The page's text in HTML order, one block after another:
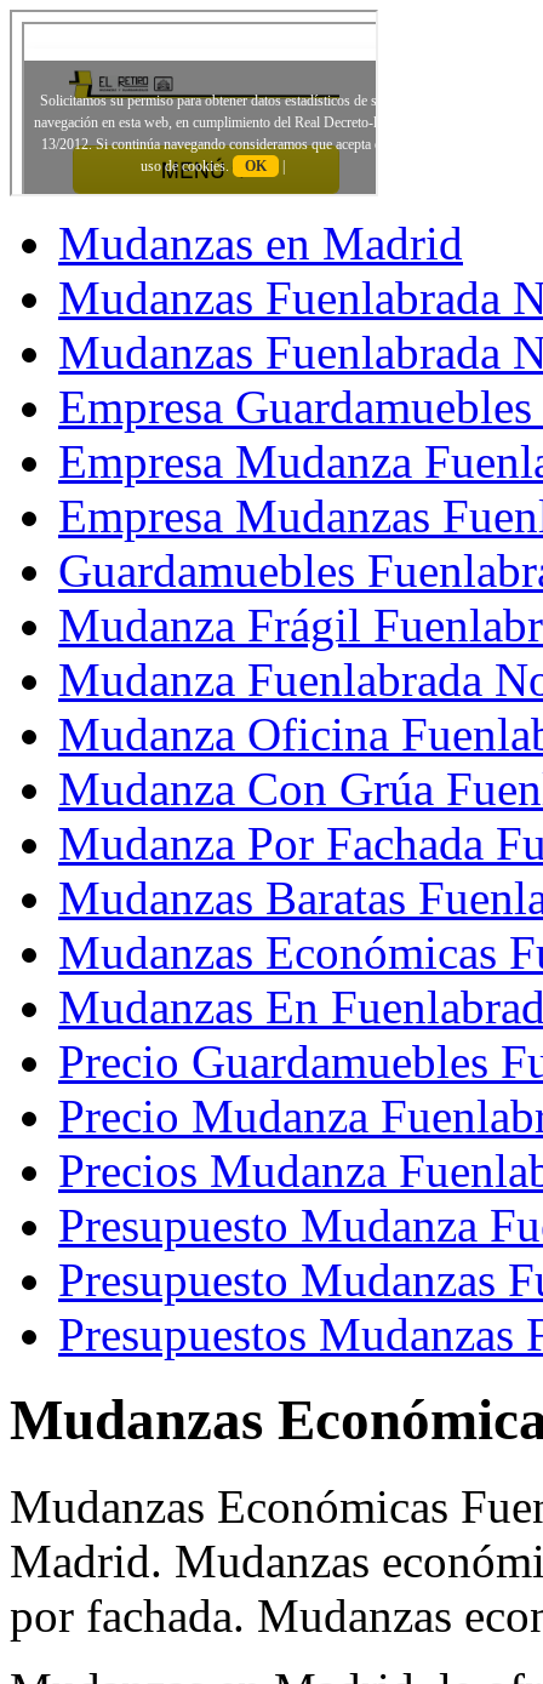
Mudanzas en Madrid
Mudanzas Fuenlabrada
Mudanzas Fuenlabrada
Empresa
Empresa Mudanza
Empresa Mudanzas
Guardamuebles
Mudanza Frágil
Mudanza Fuenlabrada
Mudanza Oficina
Mudanza Con Grúa
Mudanza Por Fachada
Mudanzas Baratas
Mudanzas Económicas
Mudanzas En
Precio Guardamuebles
Precio Mudanza
Precios Mudanza
Presupuesto Mudanza
Presupuesto Mudanzas
Presupuestos Mudanzas
Mudanzas
Mudanzas Económicas
Madrid. Mudanzas
por fachada. Mudanzas